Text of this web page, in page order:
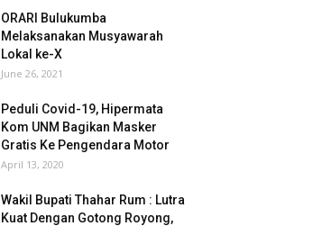
ORARI Bulukumba
Melaksanakan Musyawarah
Lokal ke-X
June 26, 2021
Peduli Covid-19, Hipermata
Kom UNM Bagikan Masker
Gratis Ke Pengendara Motor
April 13, 2020
Wakil Bupati Thahar Rum : Lutra
Kuat Dengan Gotong Royong,